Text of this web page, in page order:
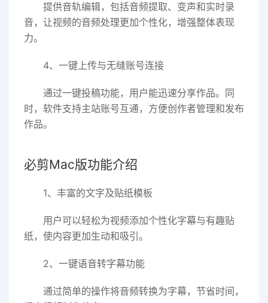
提供音轨编辑，包括音频提取、变声和实时录
音，让视频的音频处理更加个性化，增强整体表现
力。
4、一键上传与无缝账号连接
通过一键投稿功能，用户能迅速分享作品。同
时，软件支持主站账号互通，方便创作者管理和发布
作品。
必剪Mac版功能介绍
1、丰富的文字及贴纸模板
用户可以轻松为视频添加个性化字幕与有趣贴
纸，使内容更加生动和吸引。
2、一键语音转字幕功能
通过简单的操作将音频转换为字幕，节省时间，